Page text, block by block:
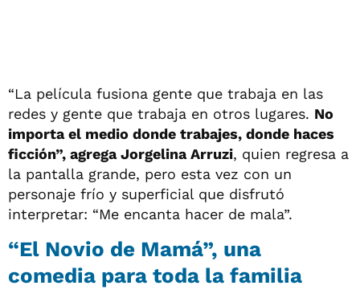
“La película fusiona gente que trabaja en las
redes y gente que trabaja en otros lugares. No
importa el medio donde trabajes, donde haces
ficción”, agrega Jorgelina Arruzi, quien regresa a
la pantalla grande, pero esta vez con un
personaje frío y superficial que disfrutó
interpretar: “Me encanta hacer de mala”.
“El Novio de Mamá”, una
comedia para toda la familia